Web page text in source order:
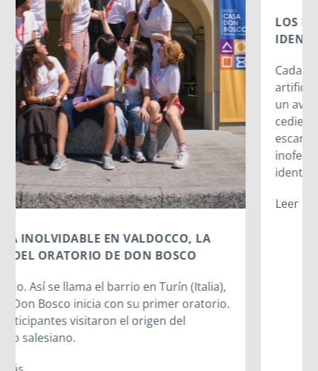
LOS DATOS BIOMÉTRICOS: NUESTRA
IDENTIDAD EN JUEGO
Cada vez que jugamos con la inteligencia
artificial subiendo nuestra imagen para generar
un avatar gracioso, en el fondo estamos
cediendo una parte de nuestra identidad. El
escaneo facial no es un simple pasatiempo
inofensivo; nuestra cara es una seña de
identidad...
Leer más